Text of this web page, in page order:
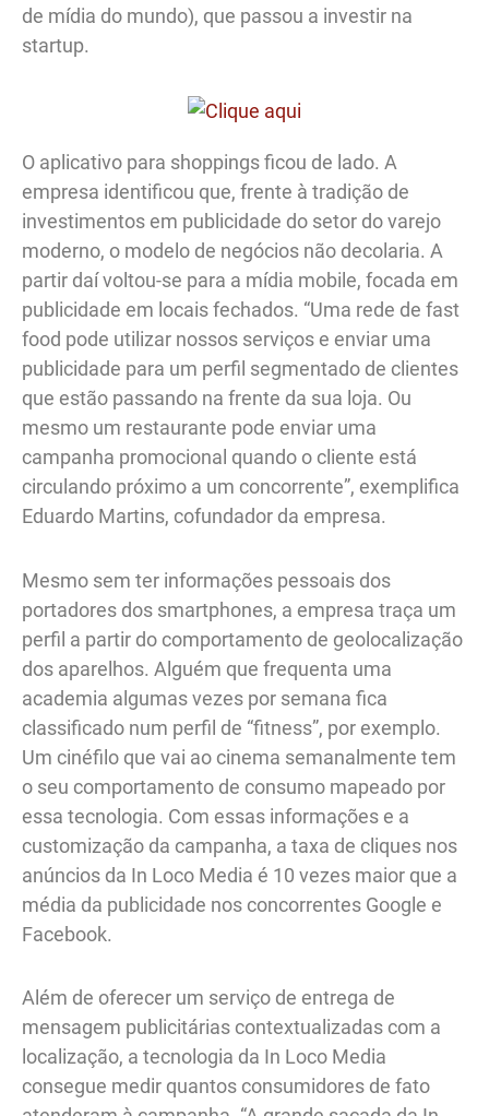
de mídia do mundo), que passou a investir na
startup.
O aplicativo para shoppings ficou de lado. A
empresa identificou que, frente à tradição de
investimentos em publicidade do setor do varejo
moderno, o modelo de negócios não decolaria. A
partir daí voltou-se para a mídia mobile, focada em
publicidade em locais fechados. “Uma rede de fast
food pode utilizar nossos serviços e enviar uma
publicidade para um perfil segmentado de clientes
que estão passando na frente da sua loja. Ou
mesmo um restaurante pode enviar uma
campanha promocional quando o cliente está
circulando próximo a um concorrente”, exemplifica
Eduardo Martins, cofundador da empresa.
Mesmo sem ter informações pessoais dos
portadores dos smartphones, a empresa traça um
perfil a partir do comportamento de geolocalização
dos aparelhos. Alguém que frequenta uma
academia algumas vezes por semana fica
classificado num perfil de “fitness”, por exemplo.
Um cinéfilo que vai ao cinema semanalmente tem
o seu comportamento de consumo mapeado por
essa tecnologia. Com essas informações e a
customização da campanha, a taxa de cliques nos
anúncios da In Loco Media é 10 vezes maior que a
média da publicidade nos concorrentes Google e
Facebook.
Além de oferecer um serviço de entrega de
mensagem publicitárias contextualizadas com a
localização, a tecnologia da In Loco Media
consegue medir quantos consumidores de fato